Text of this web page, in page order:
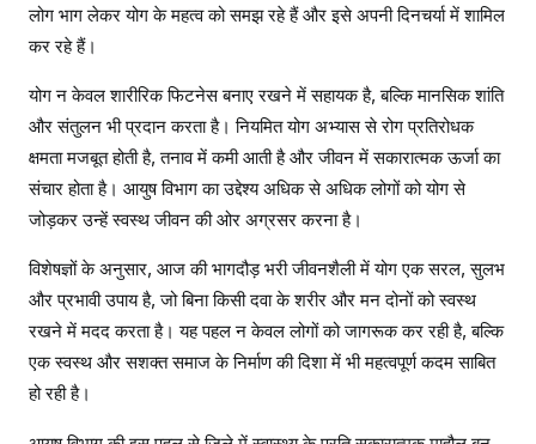
लोग भाग लेकर योग के महत्व को समझ रहे हैं और इसे अपनी दिनचर्या में शामिल
कर रहे हैं।
योग न केवल शारीरिक फिटनेस बनाए रखने में सहायक है, बल्कि मानसिक शांति
और संतुलन भी प्रदान करता है। नियमित योग अभ्यास से रोग प्रतिरोधक
क्षमता मजबूत होती है, तनाव में कमी आती है और जीवन में सकारात्मक ऊर्जा का
संचार होता है। आयुष विभाग का उद्देश्य अधिक से अधिक लोगों को योग से
जोड़कर उन्हें स्वस्थ जीवन की ओर अग्रसर करना है।
विशेषज्ञों के अनुसार, आज की भागदौड़ भरी जीवनशैली में योग एक सरल, सुलभ
और प्रभावी उपाय है, जो बिना किसी दवा के शरीर और मन दोनों को स्वस्थ
रखने में मदद करता है। यह पहल न केवल लोगों को जागरूक कर रही है, बल्कि
एक स्वस्थ और सशक्त समाज के निर्माण की दिशा में भी महत्वपूर्ण कदम साबित
हो रही है।